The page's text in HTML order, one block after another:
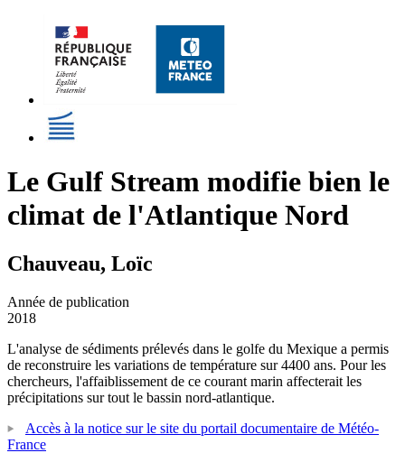
Le Gulf Stream modifie bien le
climat de l'Atlantique Nord
Chauveau, Loïc
Année de publication
2018
L'analyse de sédiments prélevés dans le golfe du Mexique a permis
de reconstruire les variations de température sur 4400 ans. Pour les
chercheurs, l'affaiblissement de ce courant marin affecterait les
précipitations sur tout le bassin nord-atlantique.
Accès à la notice sur le site du portail documentaire de Météo-
France